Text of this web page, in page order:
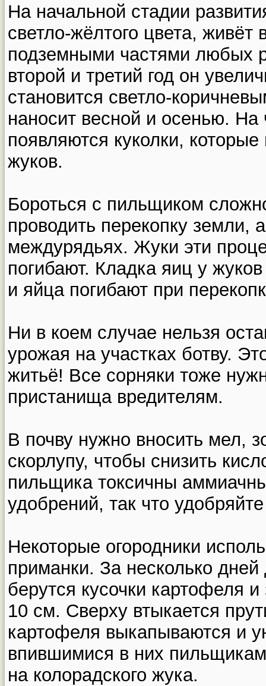
На начальной стадии
светло-жёлтого цвета, живёт
подземными частями любых
второй и третий год он
становится светло-
наносит весной и осенью. На
появляются куколки,
жуков.
Бороться с пильщиком
проводить перекопку земли,
междурядьях. Жуки эти
погибают. Кладка яиц у
и яйца погибают при
Ни в коем случае нельзя
урожая на участках ботву.
житьё! Все сорняки тоже
пристанища вредителям.
В почву нужно вносить мел,
скорлупу, чтобы снизить
пильщика токсичны
удобрений, так что
Некоторые огородники
приманки. За несколько
берутся кусочки картофеля
10 см. Сверху втыкается
картофеля выкапываются и
впившимися в них
на колорадского жука.